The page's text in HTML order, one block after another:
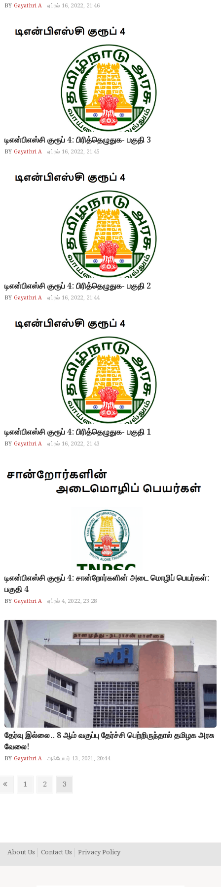
BY Gayathri A ஏப்ரல் 16, 2022, 21:46
டிஎன்பிஎஸ்சி குரூப் 4: பிரித்தெழுதுக- பகுதி 3
BY Gayathri A ஏப்ரல் 16, 2022, 21:45
டிஎன்பிஎஸ்சி குரூப் 4: பிரித்தெழுதுக- பகுதி 2
BY Gayathri A ஏப்ரல் 16, 2022, 21:44
டிஎன்பிஎஸ்சி குரூப் 4: பிரித்தெழுதுக- பகுதி 1
BY Gayathri A ஏப்ரல் 16, 2022, 21:43
டிஎன்பிஎஸ்சி குரூப் 4: சான்றோர்களின் அடை மொழிப் பெயர்கள்:
பகுதி 4
BY Gayathri A ஏப்ரல் 4, 2022, 23:28
தேர்வு இல்லை.. 8 ஆம் வகுப்பு தேர்ச்சி பெற்றிருந்தால் தமிழக அரசு
வேலை!
BY Gayathri A அக்டோபர் 13, 2021, 20:44
Previous
Page
1 Page
2 Page
3
About Us Contact Us Privacy Policy